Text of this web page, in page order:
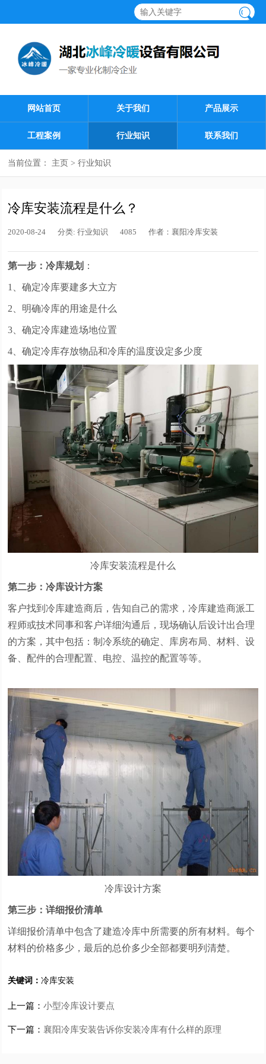
网站首页 关于我们 产品展示
工程案例 行业知识 联系我们
当前位置： 主页 > 行业知识
冷库安装流程是什么？
2020-08-24 分类: 行业知识 4085 作者： 襄阳冷库安装
第一步：冷库规划 ：
1、确定冷库要建多大立方
2、明确冷库的用途是什么
3、确定冷库建造场地位置
4、确定冷库存放物品和冷库的温度设定多少度
冷库安装流程是什么
第二步：冷库设计方案
客户找到冷库建造商后，告知自己的需求，冷库建造商派工
程师或技术同事和客户详细沟通后，现场确认后设计出合理
的方案，其中包括：制冷系统的确定、库房布局、材料、设
备、配件的合理配置、电控、温控的配置等等。
冷库设计方案
第三步：详细报价清单
详细报价清单中包含了建造冷库中所需要的所有材料。每个
材料的价格多少，最后的总价多少全部都要明列清楚。
关键词： 冷库安装
上一篇： 小型冷库设计要点
下一篇： 襄阳冷库安装告诉你安装冷库有什么样的原理